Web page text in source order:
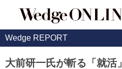
Wedge REPORT
大前研一氏が斬る「就活」